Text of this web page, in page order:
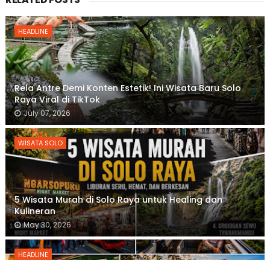
HEADLINE
Rela Antre Demi Konten Estetik! Ini Wisata Baru Solo
Raya Viral di TikTok
July 07, 2026
WISATA SOLO
5 Wisata Murah di Solo Raya untuk Healing dan
Kulineran
May 30, 2026
HEADLINE